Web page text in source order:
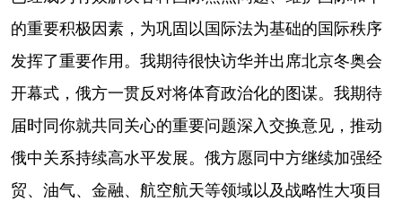
的重要积极因素，为巩固以国际法为基础的国际秩序
发挥了重要作用。我期待很快访华并出席北京冬奥会
开幕式，俄方一贯反对将体育政治化的图谋。我期待
届时同你就共同关心的重要问题深入交换意见，推动
俄中关系持续高水平发展。俄方愿同中方继续加强经
贸、油气、金融、航空航天等领域以及战略性大项目